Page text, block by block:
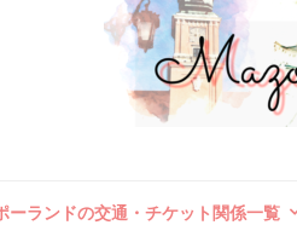
ーランドの交通・チケット関係一覧